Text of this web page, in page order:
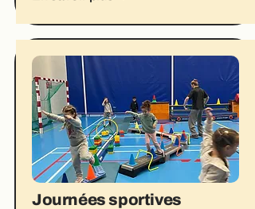
Journées sportives